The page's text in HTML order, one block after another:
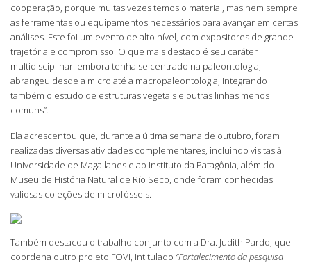
cooperação, porque muitas vezes temos o material, mas nem sempre
as ferramentas ou equipamentos necessários para avançar em certas
análises. Este foi um evento de alto nível, com expositores de grande
trajetória e compromisso. O que mais destaco é seu caráter
multidisciplinar: embora tenha se centrado na paleontologia,
abrangeu desde a micro até a macropaleontologia, integrando
também o estudo de estruturas vegetais e outras linhas menos
comuns”.
Ela acrescentou que, durante a última semana de outubro, foram
realizadas diversas atividades complementares, incluindo visitas à
Universidade de Magallanes e ao Instituto da Patagônia, além do
Museu de História Natural de Río Seco, onde foram conhecidas
valiosas coleções de microfósseis.
Também destacou o trabalho conjunto com a Dra. Judith Pardo, que
coordena outro projeto FOVI, intitulado “Fortalecimento da pesquisa